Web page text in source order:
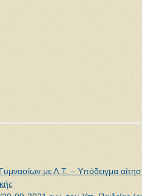
Γυμνασίων με Λ.Τ. – Υπόδειγμα